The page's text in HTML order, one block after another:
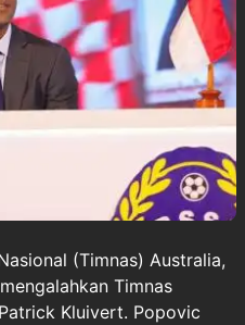
(Timnas) Australia,
Timnas
Kluivert. Popovic